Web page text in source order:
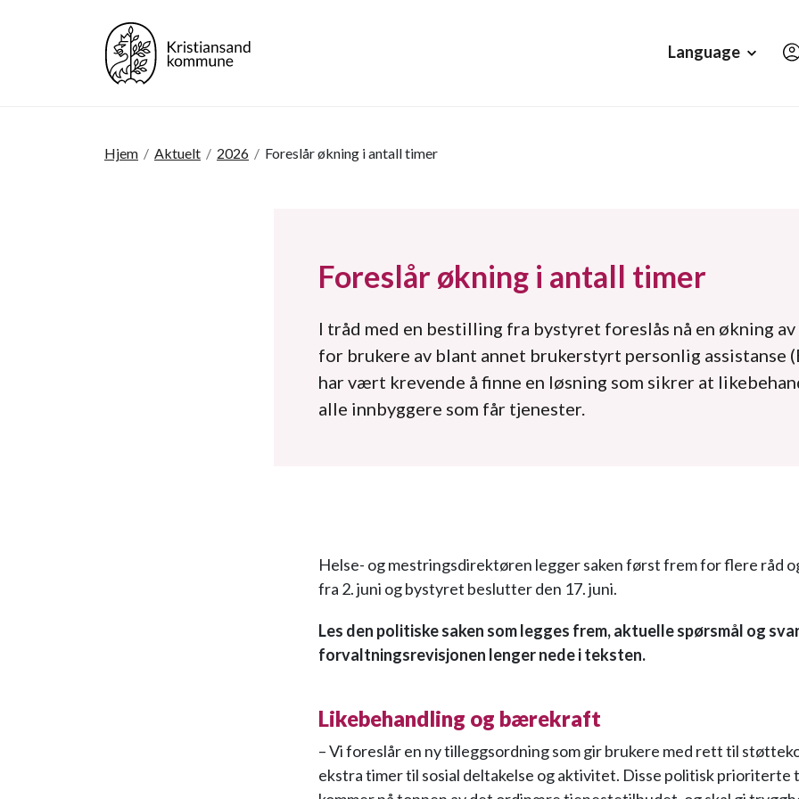
Language
Hjem / Aktuelt / 2026 / Foreslår økning i antall timer
Foreslår økning i antall timer
I tråd med en bestilling fra bystyret foreslås nå en økning
for brukere av blant annet brukerstyrt personlig assistanse
har vært krevende å finne en løsning som sikrer at
alle innbyggere som får tjenester.
Helse- og mestringsdirektøren legger saken først frem for flere råd
fra 2. juni og bystyret beslutter den 17. juni.
Les den politiske saken som legges frem, aktuelle spørsmål og
forvaltningsrevisjonen lenger nede i teksten.
Likebehandling og bærekraft
– Vi foreslår en ny tilleggsordning som gir brukere med rett til
ekstra timer til sosial deltakelse og aktivitet. Disse politisk prioriterte